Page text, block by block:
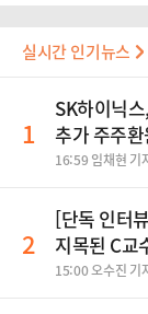
실시간 인기뉴스
1
SK하이닉
추가 주주
16:59 임채현 기
2
[단독 인터
지목된 C교
논의 잘못된
15:00 오수진 기